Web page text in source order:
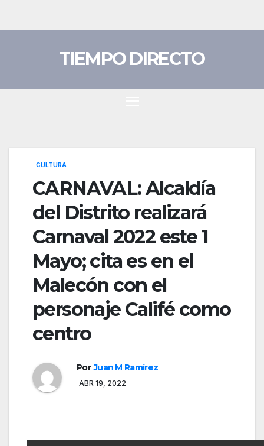
TIEMPO DIRECTO
CULTURA
CARNAVAL: Alcaldía
del Distrito realizará
Carnaval 2022 este 1
Mayo; cita es en el
Malecón con el
personaje Califé como
centro
Por Juan M Ramírez
ABR 19, 2022